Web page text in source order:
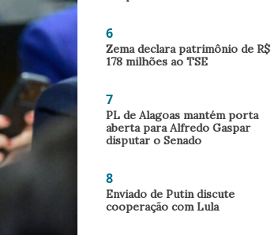
6
Zema declara patrimônio de R$
178 milhões ao TSE
7
PL de Alagoas mantém porta
aberta para Alfredo Gaspar
disputar o Senado
8
Enviado de Putin discute
cooperação com Lula